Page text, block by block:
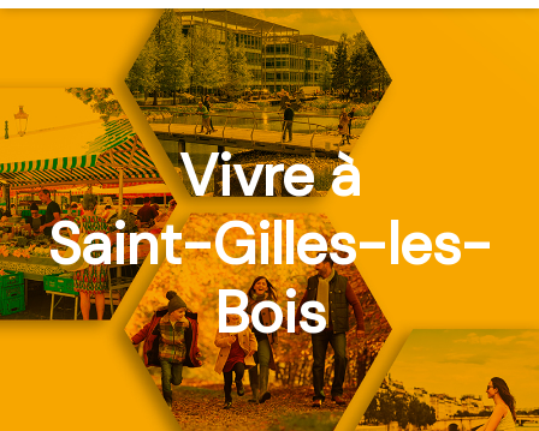
Vivre à
Saint-Gilles-les-
Bois